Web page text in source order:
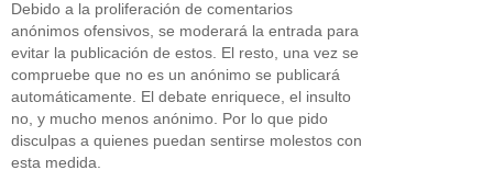
Debido a la proliferación de comentarios
anónimos ofensivos, se moderará la entrada para
evitar la publicación de estos. El resto, una vez se
compruebe que no es un anónimo se publicará
automáticamente. El debate enriquece, el insulto
no, y mucho menos anónimo. Por lo que pido
disculpas a quienes puedan sentirse molestos con
esta medida.